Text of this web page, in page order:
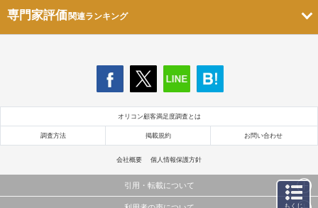
専門家評価関連ランキング
オリコン顧客満足度調査とは
調査方法 掲載規約 お問い合わせ
会社概要 個人情報保護方針
引用・転載について
もくじ